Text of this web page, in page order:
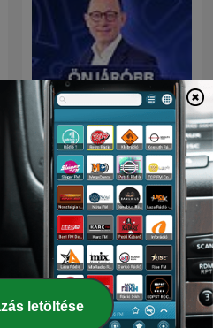
Önjáróbb Vállalkozás
Podcast
letöltése